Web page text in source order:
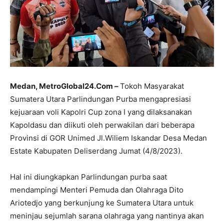
Medan, MetroGlobal24.Com –Tokoh Masyarakat
Sumatera Utara Parlindungan Purba mengapresiasi
kejuaraan voli Kapolri Cup zona I yang dilaksanakan
Kapoldasu dan diikuti oleh perwakilan dari beberapa
Provinsi di GOR Unimed Jl.Wiliem Iskandar Desa Medan
Estate Kabupaten Deliserdang Jumat (4/8/2023).
Hal ini diungkapkan Parlindungan purba saat
mendampingi Menteri Pemuda dan Olahraga Dito
Ariotedjo yang berkunjung ke Sumatera Utara untuk
meninjau sejumlah sarana olahraga yang nantinya akan